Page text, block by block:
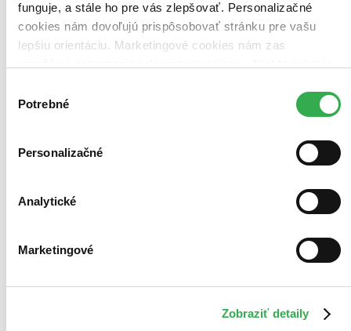
funguje, a stále ho pre vás zlepšovať. Personalizačné
cookies nám dovoľujú prispôsobovať stránku pre vašu
lepšiu orientáciu. Marketingové cookies nám zas
keby sme mohli používať všetky tieto cookies. Ďakujeme!
súhlasu
Potrebné
Personalizačné
Analytické
Marketingové
Zobraziť detaily
Vypredané
Kiera Cass